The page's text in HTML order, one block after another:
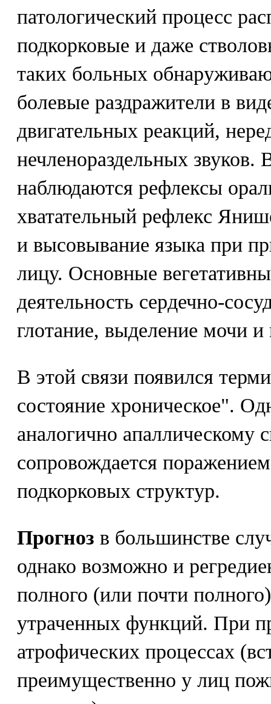
патологический процесс
подкорковые и даже
таких больных
болевые раздражители в
двигательных реакций,
нечленораздельных звуков.
наблюдаются рефлексы
хватательный рефлекс
и высовывание языка при
лицу. Основные
деятельность сердечно-
глотание, выделение мочи и
В этой связи появился
состояние хроническое".
аналогично апаллическому
сопровождается
подкорковых структур.
Прогноз в большинстве
однако возможно и
полного (или почти
утраченных функций. При
атрофических процессах
преимущественно у лиц